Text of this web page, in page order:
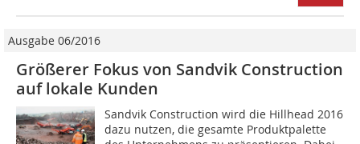
Ausgabe 06/2016
Größerer Fokus von Sandvik Construction
auf lokale­ Kunden
Sandvik Construction wird die Hillhead 2016
dazu nutzen, die gesamte Produktpalette